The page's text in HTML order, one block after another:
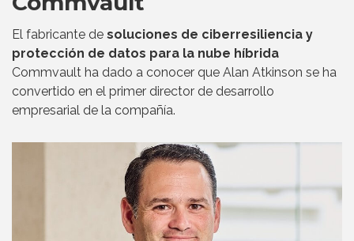
El fabricante de soluciones de ciberresiliencia y
protección de datos para la nube híbrida
Commvault ha dado a conocer que Alan Atkinson se ha
convertido en el primer director de desarrollo
empresarial de la compañía.